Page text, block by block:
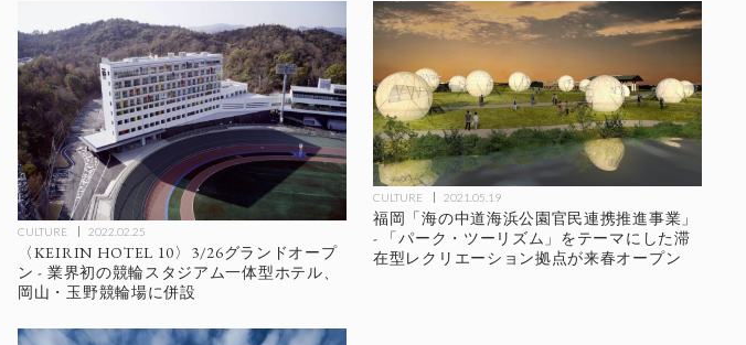
CULTURE 2022.02.25
〈KEIRIN HOTEL 10〉3/26グランドオープ
ン - 業界初の競輪スタジアム一体型ホテル、
岡山・玉野競輪場に併設
CULTURE 2021.05.19
福岡「海の中道海浜公園官民連携推進事業」
- 「パーク・ツーリズム」をテーマにした滞
在型レクリエーション拠点が来春オープン